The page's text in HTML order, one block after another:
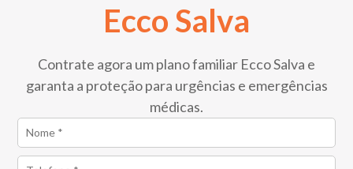
Ecco Salva
Contrate agora um plano familiar Ecco Salva e
garanta a proteção para urgências e emergências
médicas.